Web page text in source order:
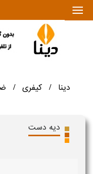
|||
دینا / کیفری /
دیه دست